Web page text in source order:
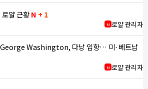
얄 근황N + 1
M 로얄 관리자
George Washington, 다낭 입항… 미·베트남
M 로얄 관리자